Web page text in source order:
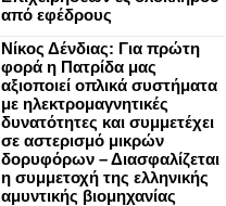
από εφέδρους
Νίκος Δένδιας: Για πρώτη
φορά η Πατρίδα μας
αξιοποιεί οπλικά συστήματα
με ηλεκτρομαγνητικές
δυνατότητες και συμμετέχει
σε αστερισμό μικρών
δορυφόρων – Διασφαλίζεται
η συμμετοχή της ελληνικής
αμυντικής βιομηχανίας